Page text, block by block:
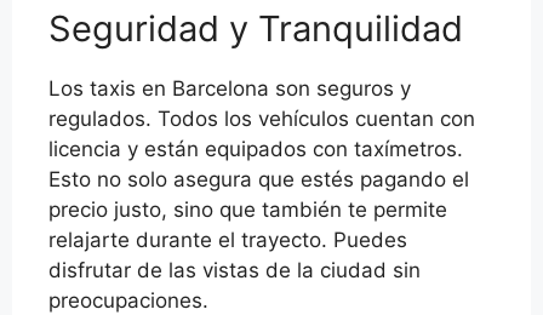
Seguridad y Tranquilidad
Los taxis en Barcelona son seguros y
regulados. Todos los vehículos cuentan con
licencia y están equipados con taxímetros.
Esto no solo asegura que estés pagando el
precio justo, sino que también te permite
relajarte durante el trayecto. Puedes
disfrutar de las vistas de la ciudad sin
preocupaciones.